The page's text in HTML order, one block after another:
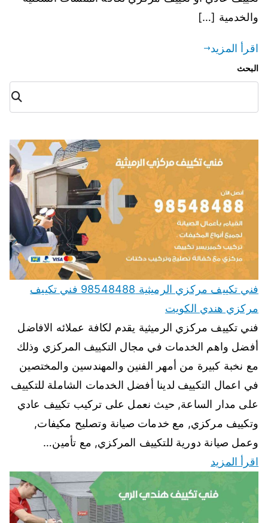
والخدمية […]
اقرأ المزيد
البحث
البح
ث
فني تكييف مركزي الرميثية 98548488 فني تكييف
مركزي هندي الكويت
فني تكييف مركزي الرميثية يقدم لكافة عملائه الافاضل
أفضل واهم الخدمات في مجال التكييف المركزي وذلك
مع نخبة كبيرة من أمهر الفنين والمهندسين والمختصين
في اعمال التكييف لدينا أفضل الخدمات الشاملة للتكييف
على مدار الساعة, حيث نعمل على تركيب تكييف عادي
وتكييف مركزي, مع خدمات صيانة وتصليح مكيفات,
وعمل صيانة دورية للتكييف المركزي, مع تأمين…
اقرأ المزيد